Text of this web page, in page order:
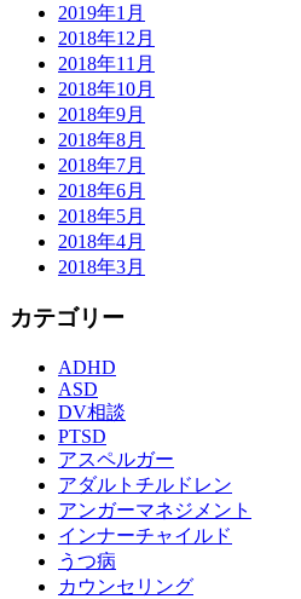
2019年1月
2018年12月
2018年11月
2018年10月
2018年9月
2018年8月
2018年7月
2018年6月
2018年5月
2018年4月
2018年3月
カテゴリー
ADHD
ASD
DV相談
PTSD
アスペルガー
アダルトチルドレン
アンガーマネジメント
インナーチャイルド
うつ病
カウンセリング